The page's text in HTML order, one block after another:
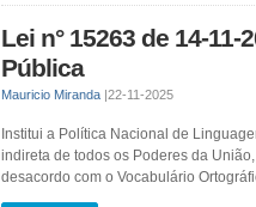
Lei n° 15263 de 14-
Pública
Mauricio Miranda |22-11-2025
Institui a Política Nacional de
indireta de todos os Poderes da
desacordo com o Vocabulário